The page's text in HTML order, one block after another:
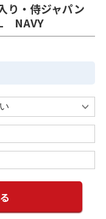
り・侍ジャパン
NAVY